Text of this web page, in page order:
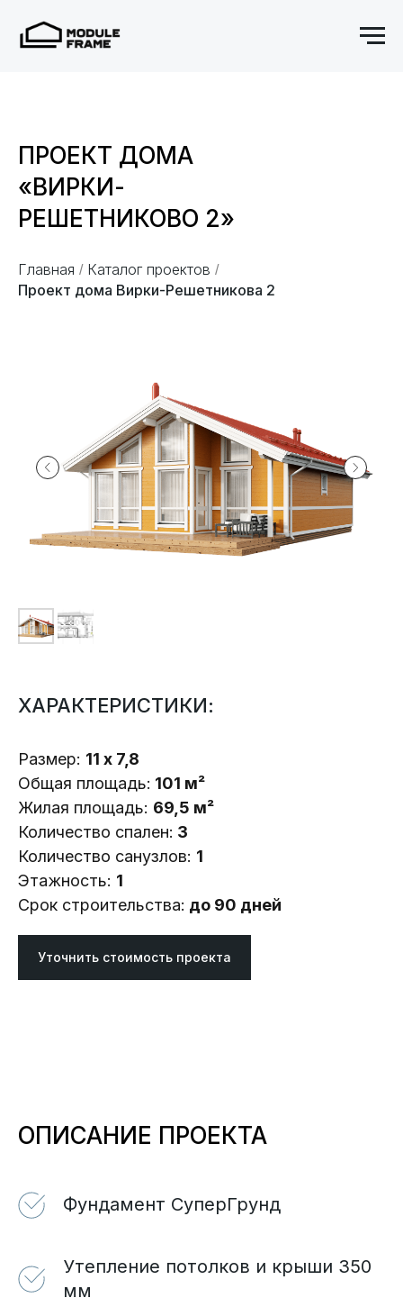
ПРОЕКТ ДОМА
«ВИРКИ-
РЕШЕТНИКОВО 2»
Главная / Каталог проектов /
Проект дома Вирки-Решетникова 2
ХАРАКТЕРИСТИКИ:
Размер: 11 х 7,8
Общая площадь: 101 м²
Жилая площадь: 69,5 м²
Количество спален: 3
Количество санузлов: 1
Этажность: 1
Срок строительства: до 90 дней
Уточнить стоимость проекта
ОПИСАНИЕ ПРОЕКТА
Фундамент СуперГрунд
Утепление потолков и крыши 350
мм